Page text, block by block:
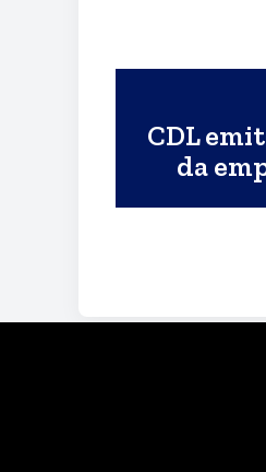
CDL
da